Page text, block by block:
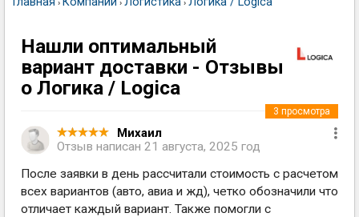
› › ›
Нашли оптимальный
вариант доставки - Отзывы
о Логика / Logica
Михаил
Отзыв написан 21 августа, 2025 год
3 просмотра
После заявки в день рассчитали стоимость с расчетом
всех вариантов (авто, авиа и жд), четко обозначили что
отличает каждый вариант. Также помогли с